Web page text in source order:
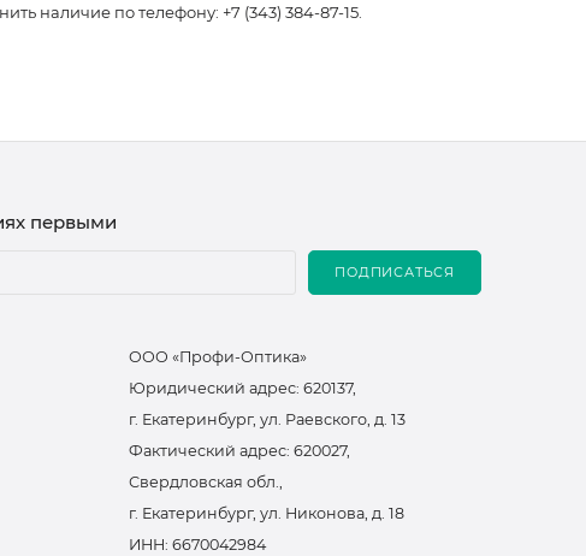
наличие по телефону: +7 (343) 384-87-15.
первыми
ПОДПИСАТЬСЯ
ООО «Профи-Оптика»
Юридический адрес: 620137,
г. Екатеринбург, ул. Раевского, д. 13
Фактический адрес: 620027,
Свердловская обл.,
г. Екатеринбург, ул. Никонова, д. 18
ИНН: 6670042984